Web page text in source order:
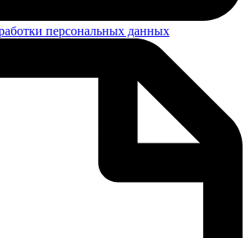
персональных данных